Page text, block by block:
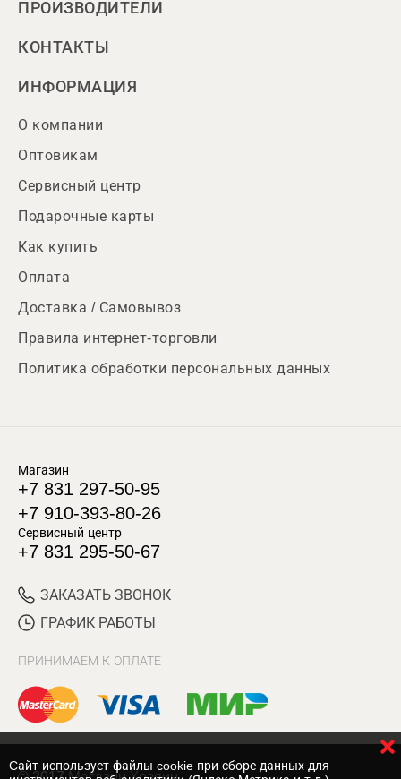
ПРОИЗВОДИТЕЛИ
КОНТАКТЫ
ИНФОРМАЦИЯ
О компании
Оптовикам
Сервисный центр
Подарочные карты
Как купить
Оплата
Доставка / Самовывоз
Правила интернет-торговли
Политика обработки персональных данных
Магазин
+7 831 297-50-95
+7 910-393-80-26
Сервисный центр
+7 831 295-50-67
ЗАКАЗАТЬ ЗВОНОК
ГРАФИК РАБОТЫ
ПРИНИМАЕМ К ОПЛАТЕ
Cайт использует файлы cookie при сборе данных для